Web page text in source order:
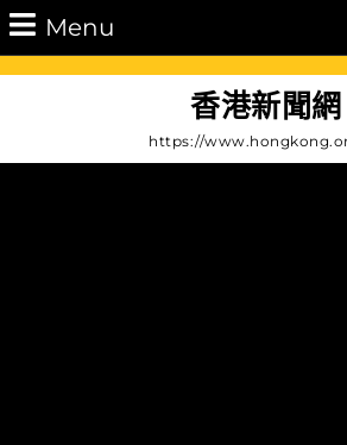
Skip
to
content
Menu
香港新聞網
https://